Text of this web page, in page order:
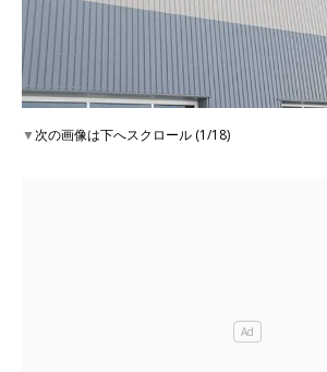
▼次の画像は下へスクロール (1/18)